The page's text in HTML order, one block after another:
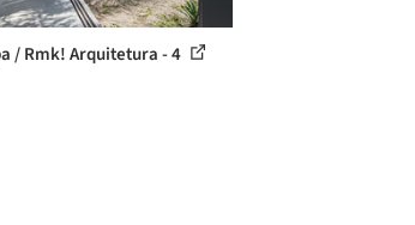
/ Rmk! Arquitetura - 4